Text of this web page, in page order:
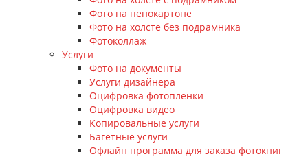
Фото на пенокартоне
Фото на холсте без подрамника
Фотоколлаж
Услуги
Фото на документы
Услуги дизайнера
Оцифровка фотопленки
Оцифровка видео
Копировальные услуги
Багетные услуги
Офлайн программа для заказа фотокниг